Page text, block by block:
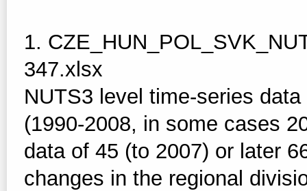
1.
347.xlsx
NUTS3 level time-series
(1990-2008, in some cases
data of 45 (to 2007) or later
changes in the regional